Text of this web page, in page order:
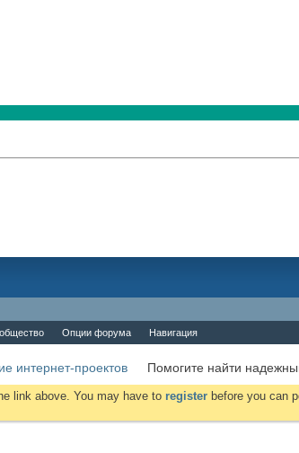
Опции форума Навигация
интернет-проектов Помогите найти
link above. You may have to register before you can